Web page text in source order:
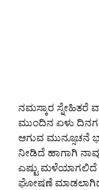
ನಮಸ್ಕಾರ ಸ್ನೇಹಿತರೆ
ಮುಂದಿನ ಏಳು
ಆಗುವ
ನೀಡಿದೆ ಹಾಗಾಗಿ
ಎಷ್ಟು
ಘೋಷಣೆ